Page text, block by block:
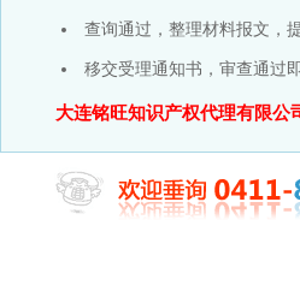
查询通过，整理材料报文，
移交受理通知书，审查通过
大连铭旺知识产权代理有限